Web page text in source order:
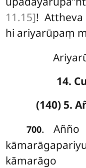
11.15]!
hi ariyarūpaṃ
14.
(140) 5.
700. Añño